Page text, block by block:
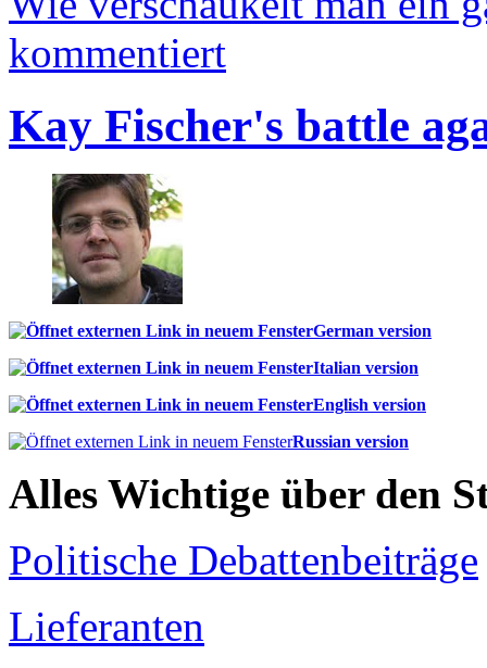
kommentiert
Kay Fischer's battle
German version
Italian version
English version
Russian version
Alles Wichtige über den
Politische Debattenbeiträge
Lieferanten